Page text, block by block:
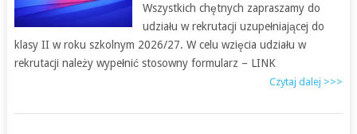
Wszystkich chętnych zapraszamy do
udziału w rekrutacji uzupełniającej do
klasy II w roku szkolnym 2026/27. W celu wzięcia udziału w
rekrutacji należy wypełnić stosowny formularz – LINK
Czytaj dalej >>>